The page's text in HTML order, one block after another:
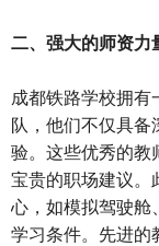
二、强大的师资力
成都铁路学校拥
队，他们不仅具
验。这些优秀的教
宝贵的职场建议。
心，如模拟驾驶舱
学习条件。先进的